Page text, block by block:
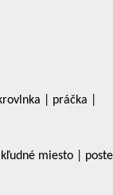
| práčka |
miesto |